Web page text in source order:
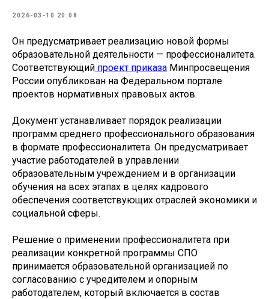
2026-03-10 20:08
Он предусматривает реализацию новой формы
образовательной деятельности — профессионалитета.
Соответствующий проект приказа Минпросвещения
России опубликован на Федеральном портале
проектов нормативных правовых актов.
Документ устанавливает порядок реализации
программ среднего профессионального образования
в формате профессионалитета. Он предусматривает
участие работодателей в управлении
образовательным учреждением и в организации
обучения на всех этапах в целях кадрового
обеспечения соответствующих отраслей экономики и
социальной сферы.
Решение о применении профессионалитета при
реализации конкретной программы СПО
принимается образовательной организацией по
согласованию с учредителем и опорным
работодателем, который включается в состав